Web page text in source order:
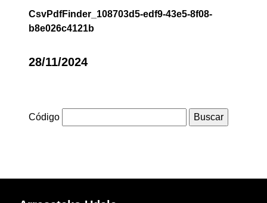
CsvPdfFinder_108703d5-edf9-43e5-8f08-
b8e026c4121b
28/11/2024
Código